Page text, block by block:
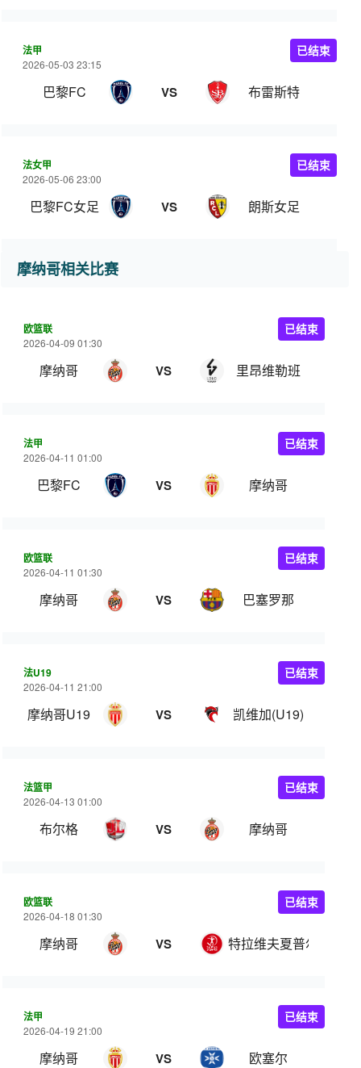
法甲
2026-05-03 23:15
巴黎FC VS 布雷斯特
已结束
法女甲
2026-05-06 23:00
巴黎FC女足 VS 朗斯女足
已结束
摩纳哥相关比赛
欧篮联
2026-04-09 01:30
摩纳哥 VS 里昂维勒班
已结束
法甲
2026-04-11 01:00
巴黎FC VS 摩纳哥
已结束
欧篮联
2026-04-11 01:30
摩纳哥 VS 巴塞罗那
已结束
法U19
2026-04-11 21:00
摩纳哥U19 VS 凯维加(U19)
已结束
法篮甲
2026-04-13 01:00
布尔格 VS 摩纳哥
已结束
欧篮联
2026-04-18 01:30
摩纳哥 VS 特拉维夫夏普尔
已结束
法甲
2026-04-19 21:00
摩纳哥 VS 欧塞尔
已结束